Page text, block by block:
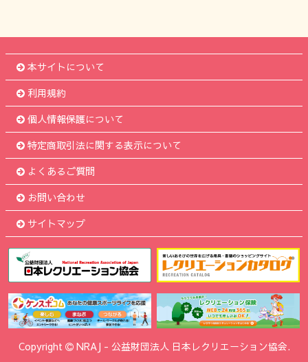
本サイトについて
利用規約
個人情報保護について
特定商取引法に関する表示について
よくあるご質問
お問い合わせ
サイトマップ
Copyright NRAJ - 公益財団法人 日本レクリエーション協会.